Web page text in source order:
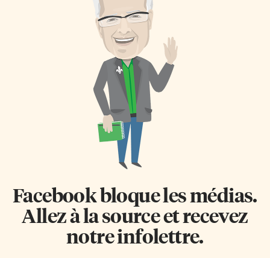
Facebook bloque les médias.
Allez à la source et recevez
notre infolettre.